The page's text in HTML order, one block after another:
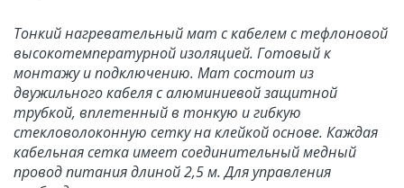
Тонкий нагревательный мат с кабелем с тефлоновой
высокотемпературной изоляцией. Готовый к
монтажу и подключению. Мат состоит из
двужильного кабеля с алюминиевой защитной
трубкой, вплетенный в тонкую и гибкую
стекловолоконную сетку на клейкой основе. Каждая
кабельная сетка имеет соединительный медный
провод питания длиной 2,5 м. Для управления